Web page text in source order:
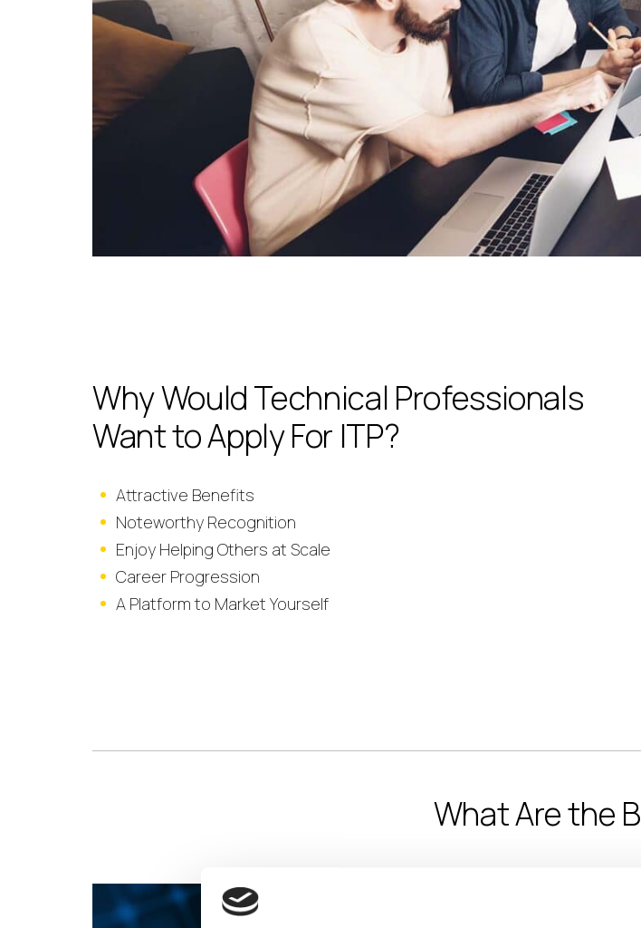
Why Would Technical Professionals
Want to Apply For ITP?
Attractive Benefits
Noteworthy Recognition
Enjoy Helping Others at Scale
Career Progression
A Platform to Market Yourself
What Are the